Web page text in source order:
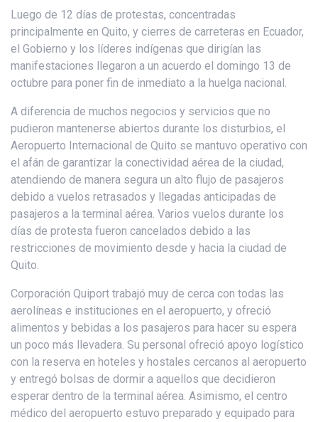
Luego de 12 días de protestas, concentradas
principalmente en Quito, y cierres de carreteras en Ecuador,
el Gobierno y los líderes indígenas que dirigían las
manifestaciones llegaron a un acuerdo el domingo 13 de
octubre para poner fin de inmediato a la huelga nacional.
A diferencia de muchos negocios y servicios que no
pudieron mantenerse abiertos durante los disturbios, el
Aeropuerto Internacional de Quito se mantuvo operativo con
el afán de garantizar la conectividad aérea de la ciudad,
atendiendo de manera segura un alto flujo de pasajeros
debido a vuelos retrasados y llegadas anticipadas de
pasajeros a la terminal aérea. Varios vuelos durante los
días de protesta fueron cancelados debido a las
restricciones de movimiento desde y hacia la ciudad de
Quito.
Corporación Quiport trabajó muy de cerca con todas las
aerolíneas e instituciones en el aeropuerto, y ofreció
alimentos y bebidas a los pasajeros para hacer su espera
un poco más llevadera. Su personal ofreció apoyo logístico
con la reserva en hoteles y hostales cercanos al aeropuerto
y entregó bolsas de dormir a aquellos que decidieron
esperar dentro de la terminal aérea. Asimismo, el centro
médico del aeropuerto estuvo preparado y equipado para